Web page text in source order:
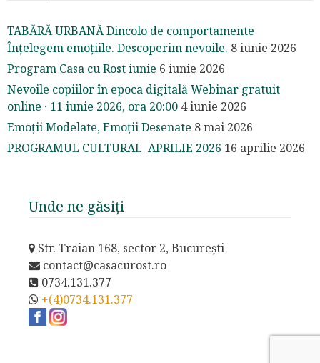
TABĂRĂ URBANĂ Dincolo de comportamente
Înțelegem emoțiile. Descoperim nevoile. 8 iunie 2026
Program Casa cu Rost iunie 6 iunie 2026
Nevoile copiilor în epoca digitală Webinar gratuit
online · 11 iunie 2026, ora 20:00 4 iunie 2026
Emoții Modelate, Emoții Desenate 8 mai 2026
PROGRAMUL CULTURAL APRILIE 2026 16 aprilie 2026
Unde ne găsiți
Str. Traian 168, sector 2, București
contact@casacurost.ro
0734.131.377
+(4)0734.131.377